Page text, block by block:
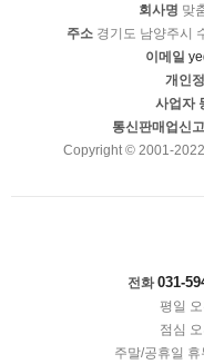
회사명 맞
주소 경기도 남양주시
이메일
개인
사업자
통신판매업신
Copyright © 2001-
전화 031-
평일
점심
주말/공휴일